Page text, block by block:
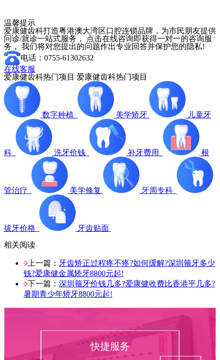
温馨提示
爱康健齿科打造粤港澳大湾区口腔连锁品牌，为市民朋友提供
问诊/就诊一站式服务， 点击在线咨询即获得一对一的咨询服
务， 我们将对您提出的问题作出专业回答并保护您的隐私!
电话：0755-61302632
在线客服
爱康健齿科热门项目 爱康健齿科热门项目
数字种植 美学矫牙 儿童牙
科 洗牙价钱 补牙费用 根
管治疗 美学修复 牙周专科
拔牙价格
牙齿贴面
相关阅读
上一篇： 牙齿矫正过程疼不疼?如何缓解?深圳箍牙多少
钱?爱康健金属矫牙8800元起!
下一篇： 深圳箍牙价钱几多?爱康健收费比香港平几多?
暑期青少年矫牙8800元起!
快捷服务